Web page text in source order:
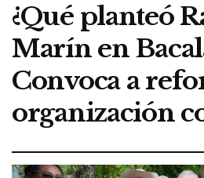
¿Qué planteó
Marín en
Convoca a
organización